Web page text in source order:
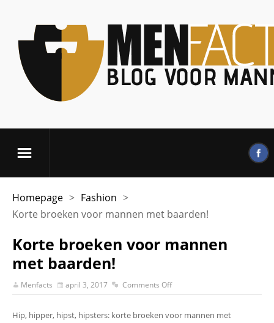
Homepage > Fashion >
Korte broeken voor mannen met baarden!
Korte broeken voor mannen
met baarden!
Menfacts april 3, 2017 Comments Off
Hip, hipper, hipst, hipsters: korte broeken voor mannen met